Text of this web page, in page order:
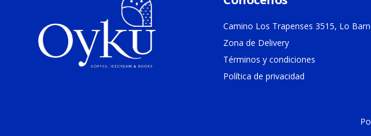
Camino Los Trapenses 3515, Lo
Zona de Delivery
Términos y condiciones
Política de privacidad